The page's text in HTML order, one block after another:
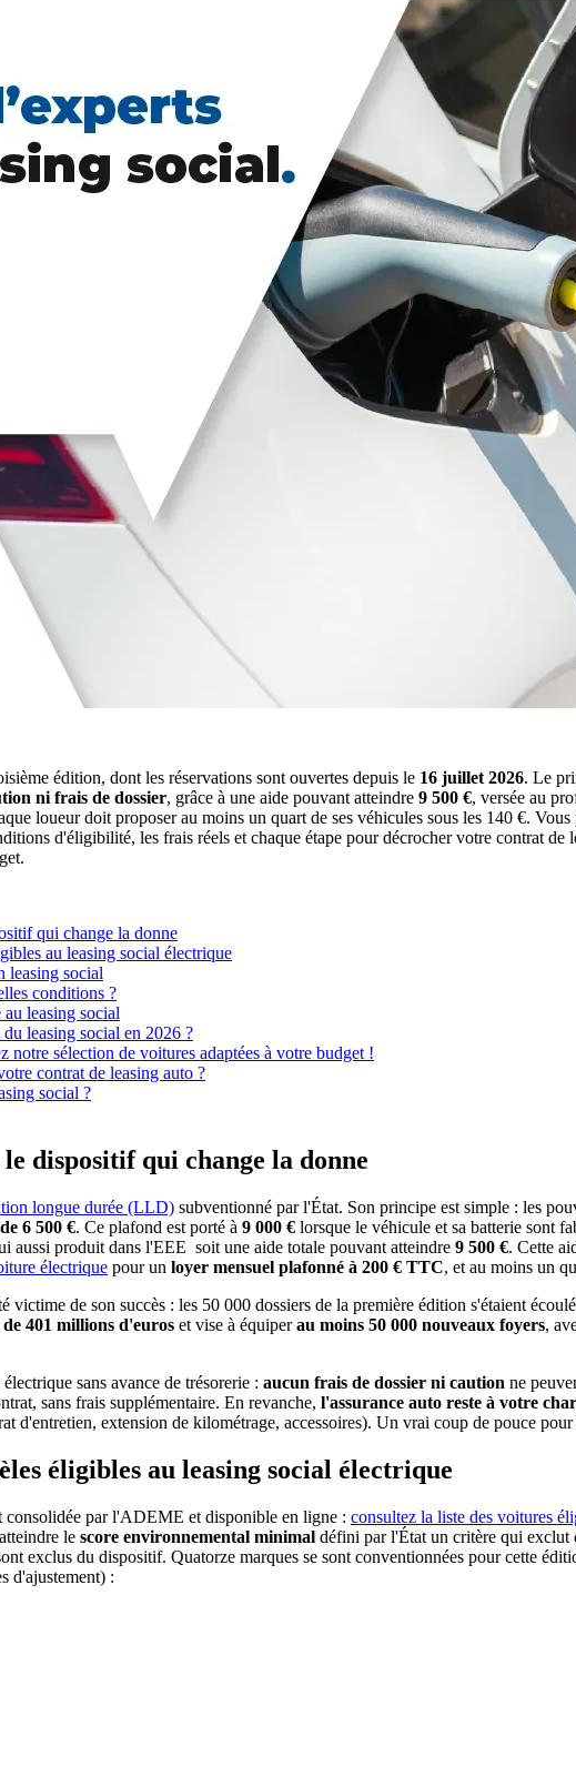
édition, dont les réservations sont ouvertes depuis le 16 juillet 2026. Le
ni frais de dossier, grâce à une aide pouvant atteindre 9 500 €, versée au
loueur doit proposer au moins un quart de ses véhicules sous les 140 €.
d'éligibilité, les frais réels et chaque étape pour décrocher votre contrat
qui change la donne
au leasing social électrique
leasing social
conditions ?
leasing social
leasing social en 2026 ?
notre sélection de voitures adaptées à votre budget !
contrat de leasing auto ?
social ?
le dispositif qui change la donne
longue durée (LLD) subventionné par l'État. Son principe est simple : les
6 500 €. Ce plafond est porté à 9 000 € lorsque le véhicule et sa batterie sont
aussi produit dans l'EEE soit une aide totale pouvant atteindre 9 500 €. Cette
électrique pour un loyer mensuel plafonné à 200 € TTC, et au moins un
de son succès : les 50 000 dossiers de la première édition s'étaient
de 401 millions d'euros et vise à équiperau moins 50 000 nouveaux foyers,
sans avance de trésorerie : aucun frais de dossier ni caution ne
sans frais supplémentaire. En revanche, l'assurance auto reste à votre
d'entretien, extension de kilométrage, accessoires). Un vrai coup de pouce
éligibles au leasing social électrique
par l'ADEME et disponible en ligne : consultez la liste des voitures
le score environnemental minimal défini par l'État un critère qui exclut
exclus du dispositif. Quatorze marques se sont conventionnées pour cette
d'ajustement) :